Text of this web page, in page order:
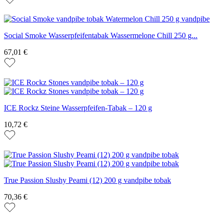
Social Smoke Wasserpfeifentabak Wassermelone Chill 250 g...
67,01 €
ICE Rockz Steine Wasserpfeifen-Tabak – 120 g
10,72 €
True Passion Slushy Peami (12) 200 g vandpibe tobak
70,36 €